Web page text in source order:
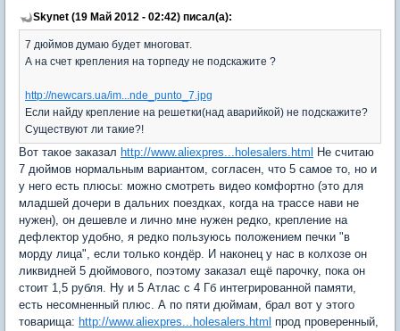
Skynet (19 Май 2012 - 02:42) писал(а):
7 дюймов думаю будет многоват.
А на счет крепления на торпеду не подскажите ?
http://newcars.ua/im...nde_punto_7.jpg
Если найду крепление на решетки(над аварийкой) не подскажите?
Существуют ли такие?!
Вот такое заказал http://www.aliexpres...holesalers.html
Не считаю
7 дюймов нормальным вариантом, согласен, что 5 самое то, но и
у него есть плюсы: можно смотреть видео комфортно (это для
младшей дочери в дальних поездках, когда на трассе нави не
нужен), он дешевле и лично мне нужен редко, крепление на
дефлектор удобно, я редко пользуюсь положением печки "в
морду лица", если только кондёр. И наконец у нас в колхозе он
ликвидней 5 дюймового, поэтому заказал ещё парочку, пока он
стоит 1,5 рубля. Ну и 5 Атлас с 4 Гб интегрированной памяти,
есть несомненный плюс. А по пяти дюймам, брал вот у этого
товарища: http://www.aliexpres...holesalers.html прод проверенный,